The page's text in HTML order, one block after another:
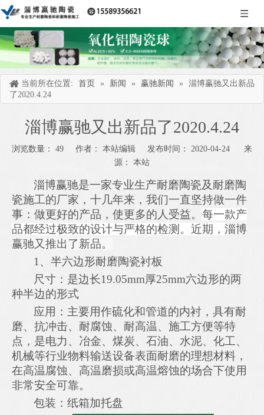
当前所在位置: 首页 » 新闻 » 赢驰新闻 »
淄博赢驰又出新品
了2020.4.24
淄博赢驰又出新品了2020.4.24
浏览数量： 49 作者： 本站编辑 发布时间： 2020-04-24 来
源： 本站
["wechat","weibo","qzone","douban","email"]
淄博赢驰是一家专业生产耐磨陶瓷及耐磨陶
瓷施工的厂家，十几年来，我们一直坚持做一件
事：做更好的产品，使更多的人受益。 每一款产
品都经过极致的设计与严格的检测。 近期， 淄博
赢驰又推出了新品。
1、 半六边形耐磨陶瓷衬板
尺寸： 是边长19.05mm厚25mm六边形的两
种半边的形式
应用：主要用作硫化和管道的内衬，具有耐
磨、抗冲击、耐腐蚀、耐高温、施工方便等特
点 ， 是电力、冶金、煤炭、石油、水泥、化工、
机械等行业物料输送设备表面耐磨的理想材料，
在高温腐蚀、高温磨损或高温熔蚀的场合下使用
非常安全可靠。
包装：纸箱加托盘